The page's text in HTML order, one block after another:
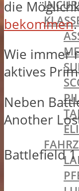
die
bekommen
Wie immer
aktives
Neben
Another
Battlefield